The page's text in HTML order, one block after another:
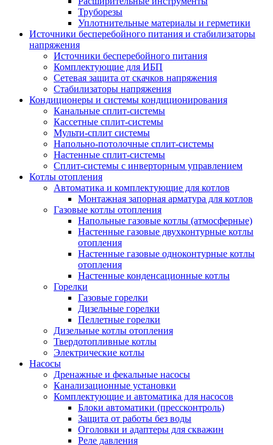
Труборезы
Уплотнительные материалы и герметики
Источники бесперебойного питания и стабилизаторы
напряжения
Источники бесперебойного питания
Комплектующие для ИБП
Сетевая защита от скачков напряжения
Стабилизаторы напряжения
Кондиционеры и системы кондиционирования
Канальные сплит-системы
Кассетные сплит-системы
Мульти-сплит системы
Напольно-потолочные сплит-системы
Настенные сплит-системы
Сплит-системы с инверторным управлением
Котлы отопления
Автоматика и комплектующие для котлов
Монтажная запорная арматура для котлов
Газовые котлы отопления
Напольные газовые котлы (атмосферные)
Настенные газовые двухконтурные котлы
отопления
Настенные газовые одноконтурные котлы
отопления
Настенные конденсационные котлы
Горелки
Газовые горелки
Дизельные горелки
Пеллетные горелки
Дизельные котлы отопления
Твердотопливные котлы
Электрические котлы
Насосы
Дренажные и фекальные насосы
Канализационные установки
Комплектующие и автоматика для насосов
Блоки автоматики (прессконтроль)
Защита от работы без воды
Оголовки и адаптеры для скважин
Реле давления